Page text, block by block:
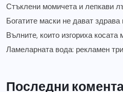
Стъклени момичета и лепкави
Богатите маски не дават здрава
Вълните, които изгориха косата
Ламеларната вода: рекламен
Последни